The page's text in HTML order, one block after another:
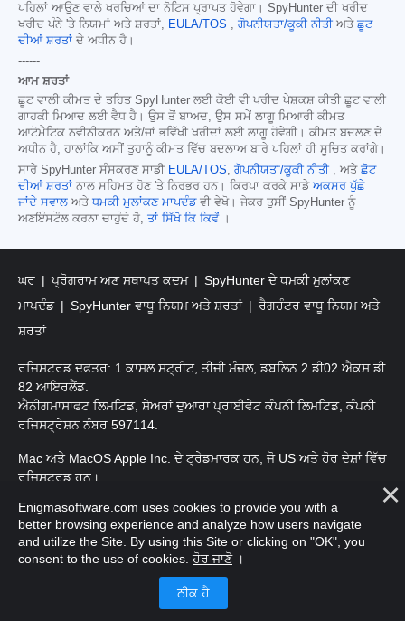
ਪਹਿਲਾਂ ਆਉਣ ਵਾਲੇ ਖਰਚਿਆਂ ਦਾ ਨੋਟਿਸ ਪ੍ਰਾਪਤ ਹੋਵੇਗਾ। SpyHunter ਦੀ ਖਰੀਦ
ਖਰੀਦ ਪੰਨੇ 'ਤੇ ਨਿਯਮਾਂ ਅਤੇ ਸ਼ਰਤਾਂ, EULA/TOS , ਗੋਪਨੀਯਤਾ/ਕੂਕੀ ਨੀਤੀ ਅਤੇ ਛੂਟ
ਦੀਆਂ ਸ਼ਰਤਾਂ ਦੇ ਅਧੀਨ ਹੈ।
------
ਆਮ ਸ਼ਰਤਾਂ
ਛੂਟ ਵਾਲੀ ਕੀਮਤ ਦੇ ਤਹਿਤ SpyHunter ਲਈ ਕੋਈ ਵੀ ਖਰੀਦ ਪੇਸ਼ਕਸ਼ ਕੀਤੀ ਛੂਟ ਵਾਲੀ
ਗਾਹਕੀ ਮਿਆਦ ਲਈ ਵੈਧ ਹੈ। ਉਸ ਤੋਂ ਬਾਅਦ, ਉਸ ਸਮੇਂ ਲਾਗੂ ਮਿਆਰੀ ਕੀਮਤ
ਆਟੋਮੈਟਿਕ ਨਵੀਨੀਕਰਨ ਅਤੇ/ਜਾਂ ਭਵਿੱਖੀ ਖਰੀਦਾਂ ਲਈ ਲਾਗੂ ਹੋਵੇਗੀ। ਕੀਮਤ ਬਦਲਣ ਦੇ
ਅਧੀਨ ਹੈ, ਹਾਲਾਂਕਿ ਅਸੀਂ ਤੁਹਾਨੂੰ ਕੀਮਤ ਵਿੱਚ ਬਦਲਾਅ ਬਾਰੇ ਪਹਿਲਾਂ ਹੀ ਸੂਚਿਤ ਕਰਾਂਗੇ।
ਸਾਰੇ SpyHunter ਸੰਸਕਰਣ ਸਾਡੀ EULA/TOS, ਗੋਪਨੀਯਤਾ/ਕੂਕੀ ਨੀਤੀ , ਅਤੇ ਛੋਟ
ਦੀਆਂ ਸ਼ਰਤਾਂ ਨਾਲ ਸਹਿਮਤ ਹੋਣ 'ਤੇ ਨਿਰਭਰ ਹਨ। ਕਿਰਪਾ ਕਰਕੇ ਸਾਡੇ ਅਕਸਰ ਪੁੱਛੇ
ਜਾਂਦੇ ਸਵਾਲ ਅਤੇ ਧਮਕੀ ਮੁਲਾਂਕਣ ਮਾਪਦੰਡਵੀ ਵੇਖੋ। ਜੇਕਰ ਤੁਸੀਂ SpyHunter ਨੂੰ
ਅਣਇੰਸਟੌਲ ਕਰਨਾ ਚਾਹੁੰਦੇ ਹੋ, ਤਾਂ ਸਿੱਖੋ ਕਿ ਕਿਵੇਂ।
ਘਰ ਪ੍ਰੋਗਰਾਮ ਅਣ ਸਥਾਪਤ ਕਦਮ
SpyHunter ਦੇ ਧਮਕੀ ਮੁਲਾਂਕਣ
ਮਾਪਦੰਡ
SpyHunter ਵਾਧੂ ਨਿਯਮ ਅਤੇ ਸ਼ਰਤਾਂ
ਰੈਗਹੰਟਰ ਵਾਧੂ ਨਿਯਮ ਅਤੇ
ਸ਼ਰਤਾਂ
ਰਜਿਸਟਰਡ ਦਫਤਰ: 1 ਕਾਸਲ ਸਟ੍ਰੀਟ, ਤੀਜੀ ਮੰਜ਼ਲ, ਡਬਲਿਨ 2 ਡੀ02 ਐਕਸ ਡੀ
82 ਆਇਰਲੈਂਡ.
ਐਨੀਗਮਾਸਾਫਟ ਲਿਮਟਿਡ, ਸ਼ੇਅਰਾਂ ਦੁਆਰਾ ਪ੍ਰਾਈਵੇਟ ਕੰਪਨੀ ਲਿਮਟਿਡ, ਕੰਪਨੀ
ਰਜਿਸਟ੍ਰੇਸ਼ਨ ਨੰਬਰ 597114.
Mac ਅਤੇ MacOS Apple Inc. ਦੇ ਟ੍ਰੇਡਮਾਰਕ ਹਨ, ਜੋ US ਅਤੇ ਹੋਰ ਦੇਸ਼ਾਂ ਵਿੱਚ
ਰਜਿਸਟਰਡ ਹਨ।
ਕਾਪੀਰਾਈਟ 2016-2026 . ਐਨੀਗਮਾਸੋਫਟ ਲਿਮਟਿਡ ਸਾਰੇ ਹੱਕ ਰਾਖਵੇਂ ਹਨ.
Enigmasoftware.com uses cookies to provide you with a
better browsing experience and analyze how users navigate
and utilize the Site. By using this Site or clicking on "OK", you
consent to the use of cookies.ਹੋਰ ਜਾਣੋ।